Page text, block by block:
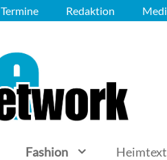
Termine Redaktion
Fashion